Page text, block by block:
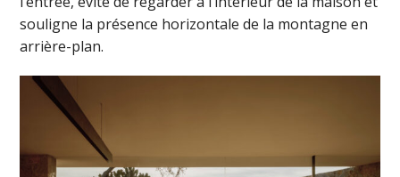
souligne la présence horizontale de la montagne en
arrière-plan.